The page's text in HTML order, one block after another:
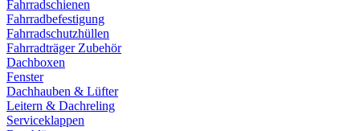
Fahrradschienen
Fahrradbefestigung
Fahrradschutzhüllen
Fahrradträger Zubehör
Dachboxen
Fenster
Dachhauben & Lüfter
Leitern & Dachreling
Serviceklappen